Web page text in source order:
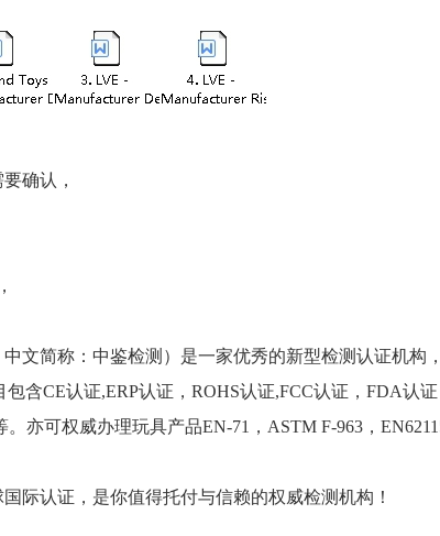
确认，
中文简称：中鉴检测）是一家优秀的新型检测认证机构
包含CE认证,ERP认证， ROHS认证,FCC认证， FDA认证
。亦可权威办理玩具产品EN-71 ， ASTM F-963 ，
际认证，是你值得托付与信赖的权威检测机构！